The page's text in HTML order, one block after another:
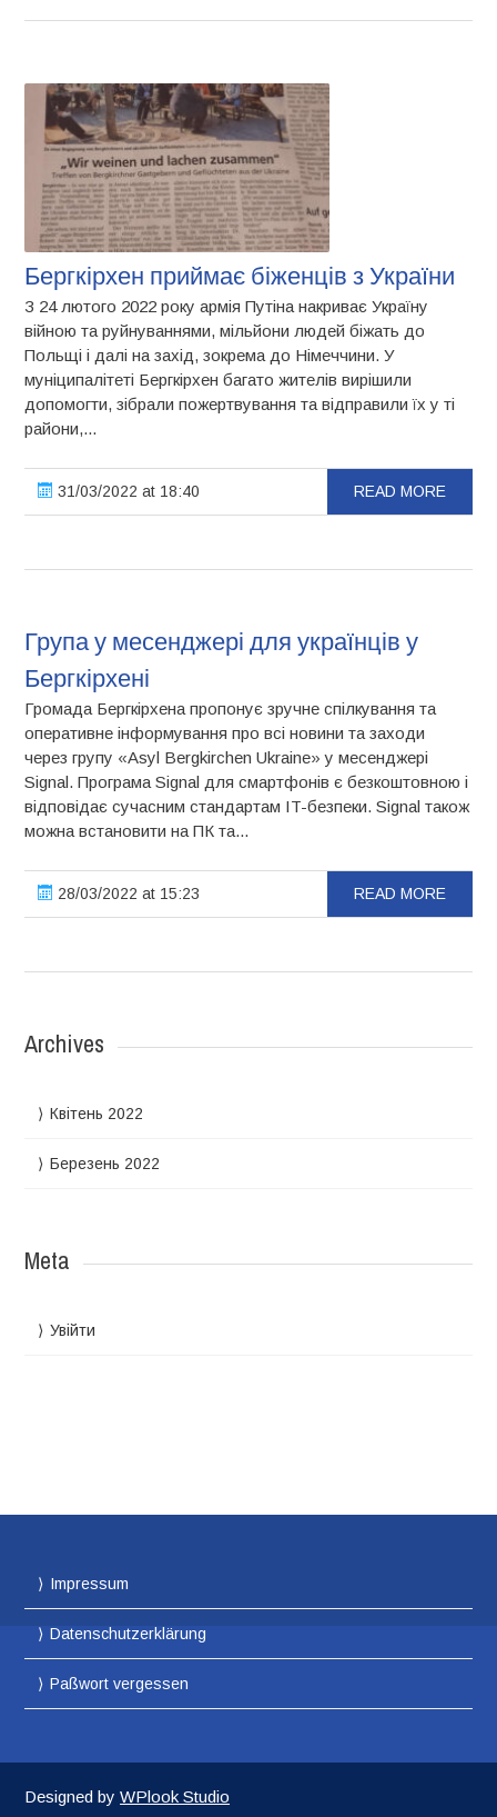
Бергкірхен приймає біженців з України
З 24 лютого 2022 року армія Путіна накриває Україну
війною та руйнуваннями, мільйони людей біжать до
Польщі і далі на захід, зокрема до Німеччини. У
муніципалітеті Бергкірхен багато жителів вирішили
допомогти, зібрали пожертвування та відправили їх у ті
райони,...
31/03/2022 at 18:40 READ MORE
Група у месенджері для українців у
Бергкірхені
Громада Бергкірхена пропонує зручне спілкування та
оперативне інформування про всі новини та заходи
через групу «Asyl Bergkirchen Ukraine» у месенджері
Signal. Програма Signal для смартфонів є безкоштовною і
відповідає сучасним стандартам IT-безпеки. Signal також
можна встановити на ПК та...
28/03/2022 at 15:23 READ MORE
Archives
Квітень 2022
Березень 2022
Meta
Увійти
Impressum
Datenschutzerklärung
Paßwort vergessen
Designed byWPlook Studio